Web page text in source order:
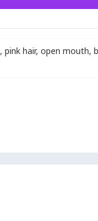
, pink hair, open mouth,